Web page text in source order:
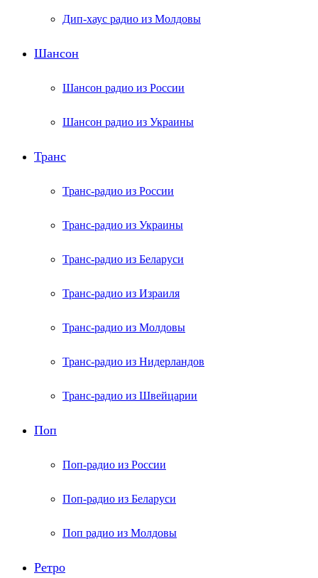
Дип-хаус радио из Молдовы
Шансон
Шансон радио из России
Шансон радио из Украины
Транс
Транс-радио из России
Транс-радио из Украины
Транс-радио из Беларуси
Транс-радио из Израиля
Транс-радио из Молдовы
Транс-радио из Нидерландов
Транс-радио из Швейцарии
Поп
Поп-радио из России
Поп-радио из Беларуси
Поп радио из Молдовы
Ретро